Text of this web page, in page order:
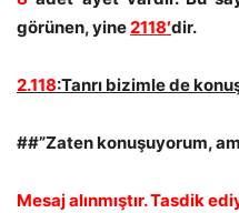
görünen, yine 2118′dir.
2.118:Tanrı bizimle de
##”Zaten konuşuyorum,
Mesaj alınmıştır. Tasdik